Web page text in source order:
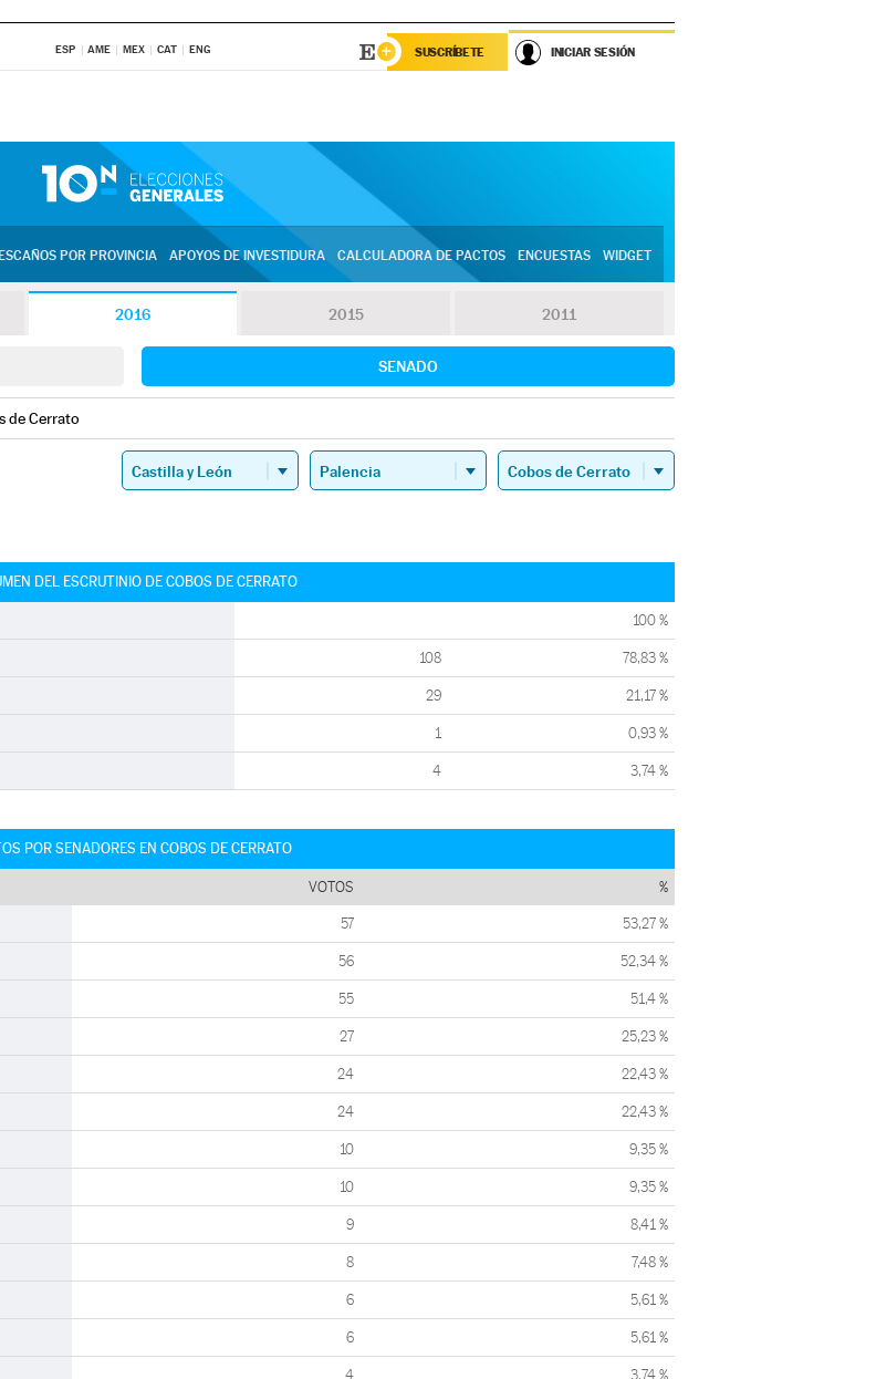
ESP AME MEX CAT ENG SUSCRÍBETE INICIAR SESIÓN
ESCAÑOS POR PROVINCIA APOYOS DE INVESTIDURA CALCULADORA DE PACTOS ENCUESTAS WIDGET
2016 2015 2011
SENADO
de Cerrato
DEL ESCRUTINIO DE COBOS DE CERRATO
100 %
108 78,83 %
29 21,17 %
1 0,93 %
4 3,74 %
POR SENADORES EN COBOS DE CERRATO
VOTOS %
57 53,27 %
56 52,34 %
55 51,4 %
27 25,23 %
24 22,43 %
24 22,43 %
10 9,35 %
10 9,35 %
9 8,41 %
8 7,48 %
6 5,61 %
6 5,61 %
4 3,74 %